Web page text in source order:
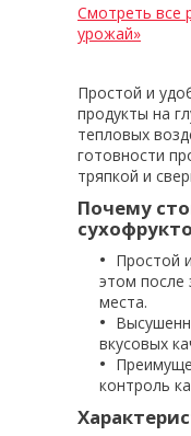
Смотреть все
урожай»
Простой и
продукты на
тепловых
готовности
тряпкой и
Почему
Простой
этом после
места.
вкусовых
контроль